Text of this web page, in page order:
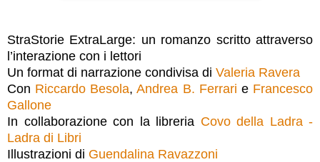
StraStorie ExtraLarge: un romanzo scritto attraverso
l’interazione con i lettori
Un format di narrazione condivisa di Valeria Ravera
Con Riccardo Besola,Andrea B. Ferrari e Francesco
Gallone
In collaborazione con la libreria Covo della Ladra -
Ladra di Libri
Illustrazioni di Guendalina Ravazzoni